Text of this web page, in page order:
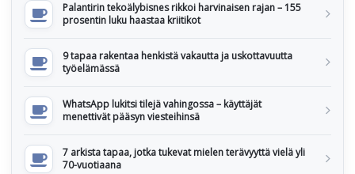
Palantirin tekoälybisnes rikkoi harvinaisen rajan – 155
prosentin luku haastaa kriitikot
9 tapaa rakentaa henkistä vakautta ja uskottavuutta
työelämässä
WhatsApp lukitsi tilejä vahingossa – käyttäjät
menettivät pääsyn viesteihinsä
7 arkista tapaa, jotka tukevat mielen terävyyttä vielä yli
70-vuotiaana